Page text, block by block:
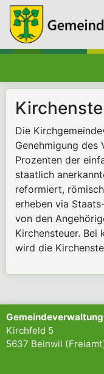
Hauptnavigation
Pfadnavigation
Gemeinde Beinwil
Die
Genehmigung des
Prozenten der
staatlich
reformiert,
erheben via
von den
Kirchensteuer. Bei
wird die
Gemeindeverwaltung
Kirchfeld 5
5637 Beinwil